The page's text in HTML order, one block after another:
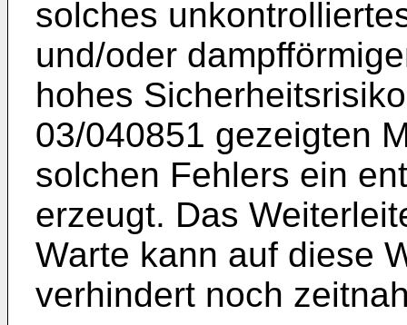
solches
und/oder
hohes
03/040851 gezeigten
solchen Fehlers ein
erzeugt. Das
Warte kann auf diese
verhindert noch